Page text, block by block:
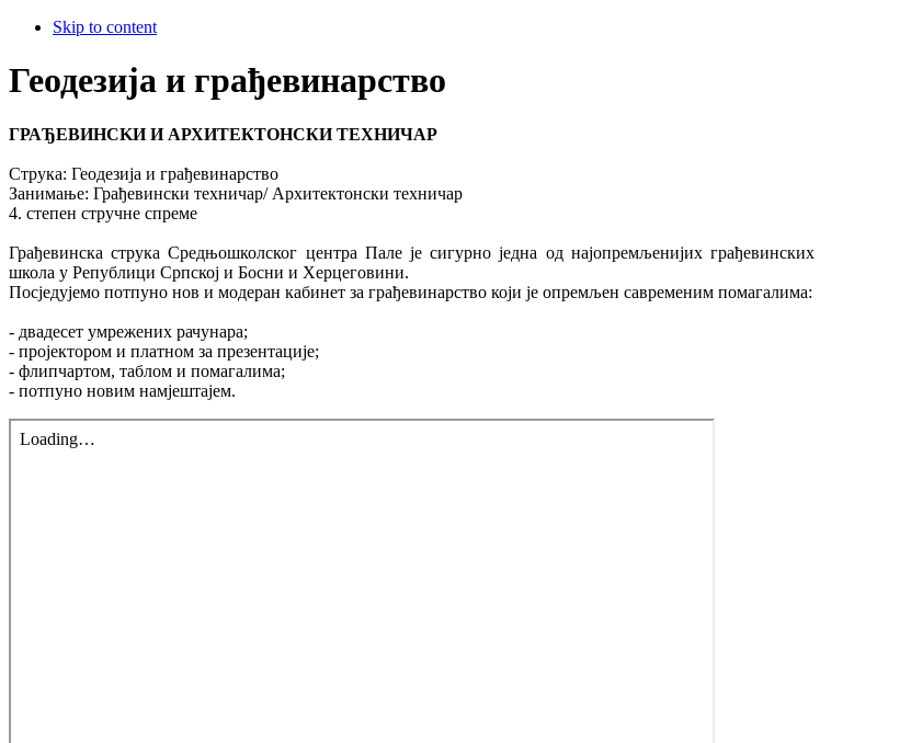
Skip to content
Геодезија и грађевинарство
ГРАЂЕВИНСKИ И АРХИТЕКТОНСКИ ТЕХНИЧАР
Струка: Геодезија и грађевинарство
Занимање: Грађевински техничар/ Архитектонски техничар
4. степен стручне спреме
Грађевинска струка Средњошколског центра Пале је сигурно једна од најопремљенијих грађевинских
школа у Републици Српској и Босни и Херцеговини.
Посједујемо потпуно нов и модеран кабинет за грађевинарство који је опремљен савременим помагалима:
- двадесет умрежених рачунара;
- пројектором и платном за презентације;
- флипчартом, таблом и помагалима;
- потпуно новим намјештајем.